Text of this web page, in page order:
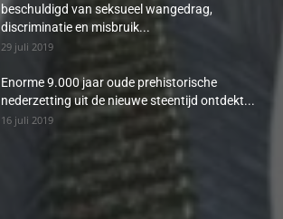
beschuldigd van seksueel wangedrag,
discriminatie en misbruik...
29 juli 2019
Enorme 9.000 jaar oude prehistorische
nederzetting uit de nieuwe steentijd ontdekt...
16 juli 2019